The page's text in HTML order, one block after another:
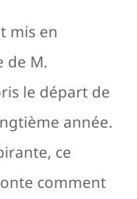
mis en
de M.
le départ de
année.
ce
comment